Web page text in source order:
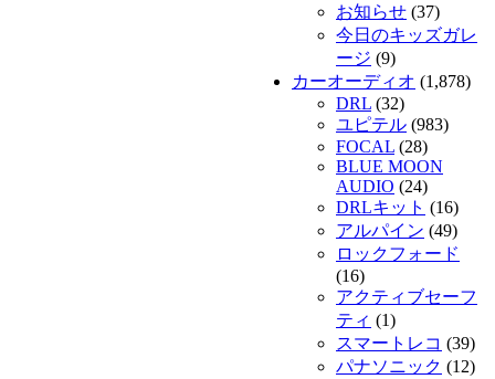
お知らせ (37)
今日のキッズガレ
ージ (9)
カーオーディオ (1,878)
DRL (32)
ユピテル (983)
FOCAL (28)
BLUE MOON
AUDIO (24)
DRLキット (16)
アルパイン (49)
ロックフォード
(16)
アクティブセーフ
ティ (1)
スマートレコ (39)
パナソニック (12)